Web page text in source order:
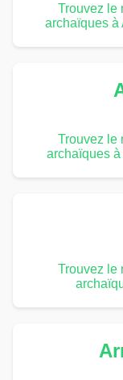
Trouvez le
archaïques à
Trouvez le
archaïques
Trouvez le